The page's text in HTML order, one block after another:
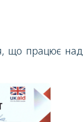
що працює